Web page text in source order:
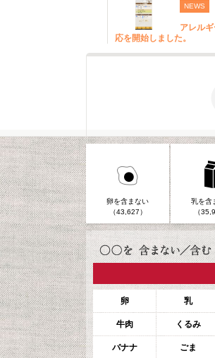
NEWS
アレル
応を開始しました。
卵を含まない
（43,627）
乳を含
（
卵 乳
牛肉 くるみ
バナナ ごま